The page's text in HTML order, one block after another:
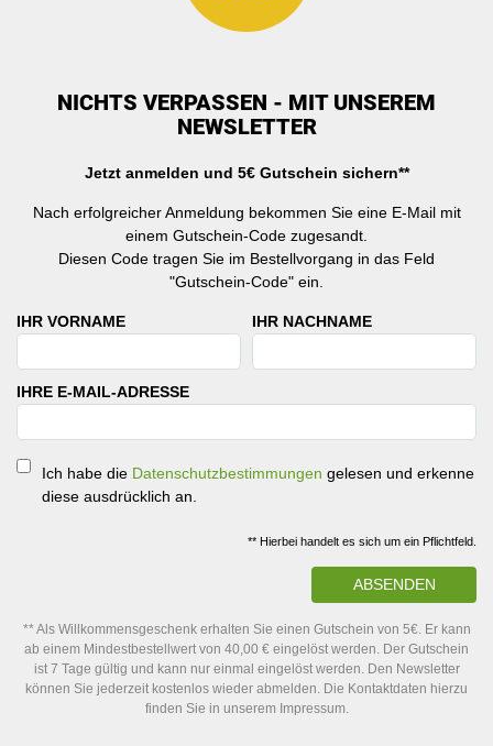
NICHTS VERPASSEN - MIT UNSEREM
NEWSLETTER
Jetzt anmelden und 5€ Gutschein sichern**
Nach erfolgreicher Anmeldung bekommen Sie eine E-Mail mit
einem Gutschein-Code zugesandt.
Diesen Code tragen Sie im Bestellvorgang in das Feld
"Gutschein-Code" ein.
IHR VORNAME IHR NACHNAME
IHRE E-MAIL-ADRESSE
Ich habe die Datenschutzbestimmungen gelesen und erkenne
diese ausdrücklich an.
** Hierbei handelt es sich um ein Pflichtfeld.
ABSENDEN
** Als Willkommensgeschenk erhalten Sie einen Gutschein von 5€. Er kann
ab einem Mindestbestellwert von 40,00 € eingelöst werden. Der Gutschein
ist 7 Tage gültig und kann nur einmal eingelöst werden. Den Newsletter
können Sie jederzeit kostenlos wieder abmelden. Die Kontaktdaten hierzu
finden Sie in unserem Impressum.